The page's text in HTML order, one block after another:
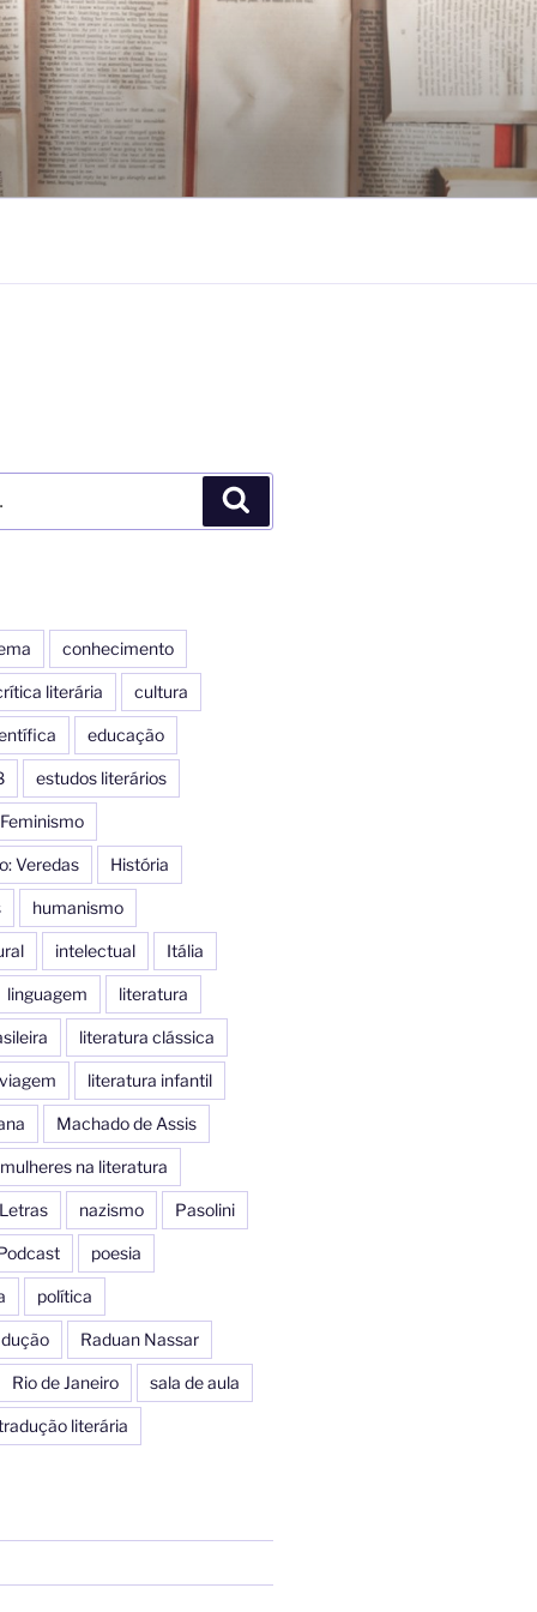
conhecimento
literária cultura
educação
estudos literários
Feminismo
Veredas História
humanismo
intelectual Itália
linguagem literatura
literatura clássica
literatura infantil
Machado de Assis
mulheres na literatura
nazismo Pasolini
poesia
política
Raduan Nassar
Rio de Janeiro sala de aula
literária